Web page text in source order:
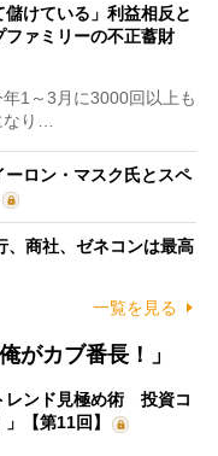
儲けている」利益相反と
ァミリーの不正蓄財
1～3月に3000回以上も
り…
ーロン・マスク氏とスペ
、商社、ゼネコンは最高
一覧を見る
がカブ番長！」
レンド見極め術 投資コ
【第11回】